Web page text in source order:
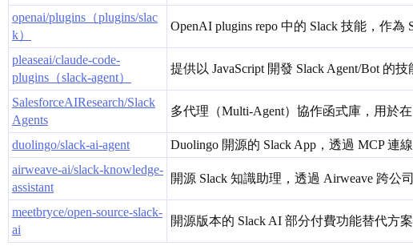
openai/plugins（plugins/slac
k）
OpenAI plugins repo 中的 Slack 技能，作
pleaseai/claude-code-
plugins（slack-agent）
提供以 JavaScript 開發 Slack Agent/Bot 的
SalesforceAIResearch/Slack
Agents
多代理（Multi-Agent）協作函式庫，用於
duolingo/slack-ai-agent Duolingo 開源的 Slack App，透過 MCP 連
airweave-ai/slack-knowledge-
assistant
開源 Slack 知識助理，透過 Airweave 跨公
meetbryce/open-source-slack-
ai
開源版本的 Slack AI 部分付費功能替代方